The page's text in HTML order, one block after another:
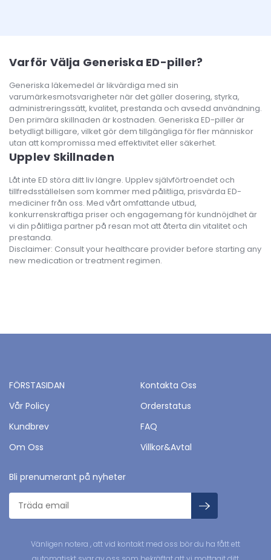
Varför Välja Generiska ED-piller?
Generiska läkemedel är likvärdiga med sin
varumärkesmotsvarigheter när det gäller dosering, styrka,
administreringssätt, kvalitet, prestanda och avsedd användning.
Den primära skillnaden är kostnaden. Generiska ED-piller är
betydligt billigare, vilket gör dem tillgängliga för fler människor
utan att kompromissa med effektivitet eller säkerhet.
Upplev Skillnaden
Låt inte ED störa ditt liv längre. Upplev självförtroendet och
tillfredsställelsen som kommer med pålitliga, prisvärda ED-
mediciner från oss. Med vårt omfattande utbud,
konkurrenskraftiga priser och engagemang för kundnöjdhet är
vi din pålitliga partner på resan mot att återta din vitalitet och
prestanda.
Disclaimer: Consult your healthcare provider before starting any
new medication or treatment regimen.
FÖRSTASIDAN
Kontakta Oss
Vår Policy
Orderstatus
Kundbrev
FAQ
Om Oss
Villkor&Avtal
Bli prenumerant på nyheter
Vänligen notera , att vid kontakt med oss bör du ha fått ett